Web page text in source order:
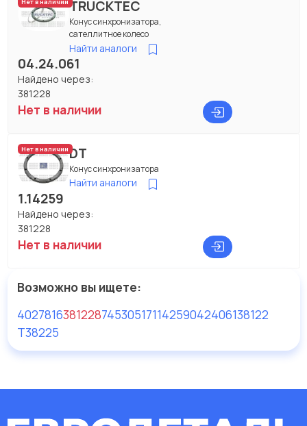
Нет в наличииTRUCKTEC
Конус синхронизатора,
сателлитное колесо
Найти аналоги
04.24.061
Найдено через:
381228
Нет в наличии
Нет в наличииDT
Конус синхронизатора
Найти аналоги
1.14259
Найдено через:
381228
Нет в наличии
Возможно вы ищете:
402781638122874530517114259042406138122
T38225